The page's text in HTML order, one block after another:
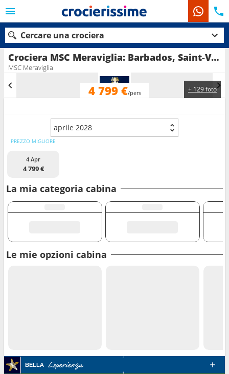
Crociera MSC Meraviglia: Barbados, Saint-Vincent e le Grenadine, Grenada, Martinica, Guadalupa, Saint Martin, Antigua e Barbuda, Dominica, Santa Lucia in partenza da Bridgetown
MSC Meraviglia
+ 129 foto
4 799 €/pers
aprile 2028
PREZZO MIGLIORE
4 Apr
4 799 €
La mia categoria cabina
Le mie opzioni cabina
Cercare una crociera
Le nostre destinazioni
Porti Compagnie